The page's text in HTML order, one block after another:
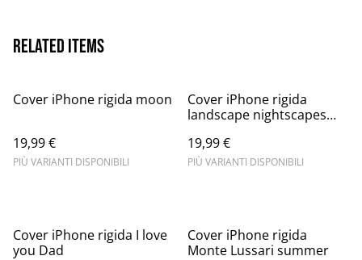
Related items
Cover iPhone rigida moon
19,99 €
PIÙ VARIANTI DISPONIBILI
Cover iPhone rigida
landscape nightscapes
19,99 €
PIÙ VARIANTI DISPONIBILI
Cover iPhone rigida I love
you Dad
Cover iPhone rigida
Monte Lussari summer